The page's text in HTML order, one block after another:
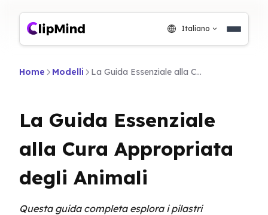
Italiano
Home Modelli La Guida Essenziale alla Cura Appropriata degli Animali
La Guida Essenziale
alla Cura Appropriata
degli Animali
Questa guida completa esplora i pilastri